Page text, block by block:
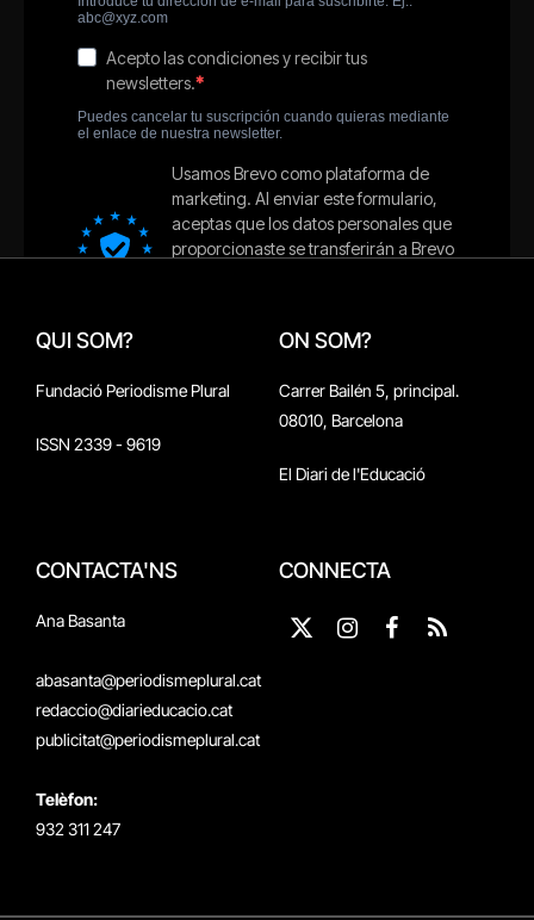
QUI SOM?
Fundació Periodisme Plural
ISSN 2339 - 9619
ON SOM?
Carrer Bailén 5, principal.
08010, Barcelona
El Diari de l'Educació
CONTACTA'NS
Ana Basanta
abasanta@periodismeplural.cat
redaccio@diarieducacio.cat
publicitat@periodismeplural.cat
Telèfon:
932 311 247
CONNECTA
X
Instagram
Facebook
RSS